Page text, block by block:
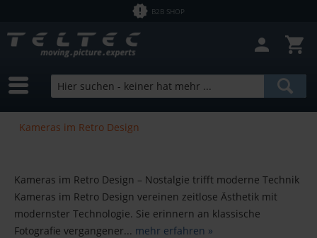
B2B SHOP
Kameras im Retro Design
Kameras im Retro Design – Nostalgie trifft moderne Technik
Kameras im Retro Design vereinen zeitlose Ästhetik mit
modernster Technologie. Sie erinnern an klassische
Fotografie vergangener... mehr erfahren »